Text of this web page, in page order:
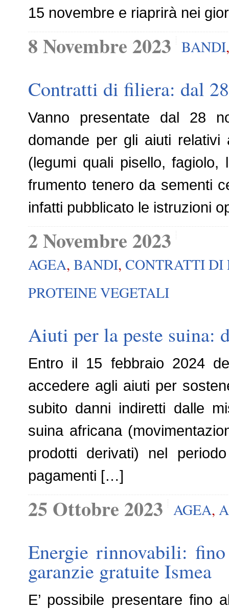
15 novembre e riaprirà nei
8 Novembre 2023 BANDI
Contratti di filiera: dal
Vanno presentate dal 28
domande per gli aiuti
(legumi quali pisello,
frumento tenero da sementi
infatti pubblicato le istruzioni
2 Novembre 2023
AGEA, BANDI, CONTRATTI
PROTEINE VEGETALI
Aiuti per la peste suina:
Entro il 15 febbraio 2024
accedere agli aiuti per
subito danni indiretti dalle
suina africana
prodotti derivati) nel
pagamenti […]
25 Ottobre 2023 AGEA,
Energie rinnovabili:
garanzie gratuite Ismea
E’ possibile presentare fino